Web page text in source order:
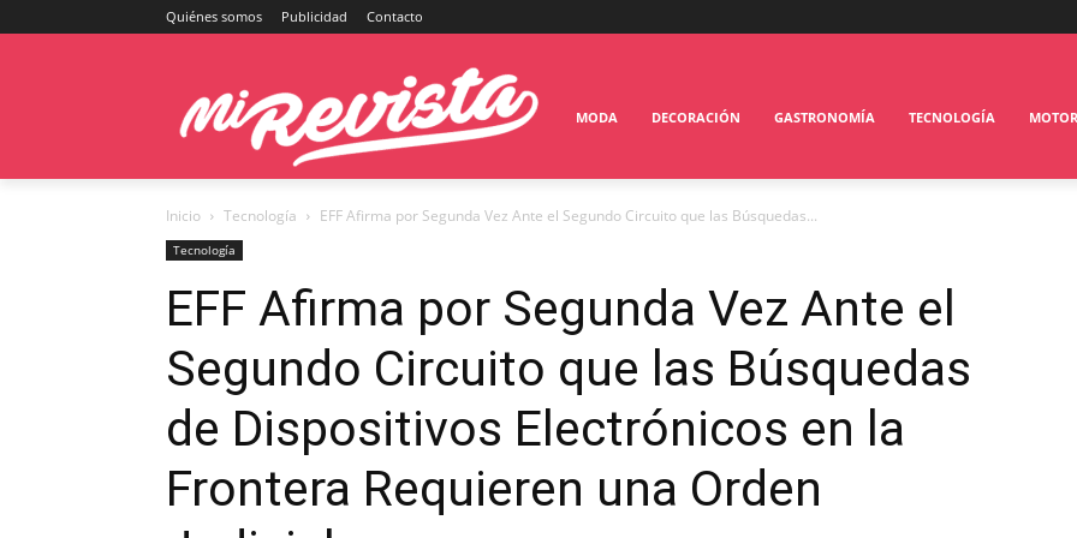
Quiénes somos Publicidad Contacto
MODA DECORACIÓN GASTRONOMÍA TECNOLOGÍA MOTOR
Inicio Tecnología EFF Afirma por Segunda Vez Ante el Segundo Circuito que las Búsquedas...
Tecnología
EFF Afirma por Segunda Vez Ante el
Segundo Circuito que las Búsquedas
de Dispositivos Electrónicos en la
Frontera Requieren una Orden